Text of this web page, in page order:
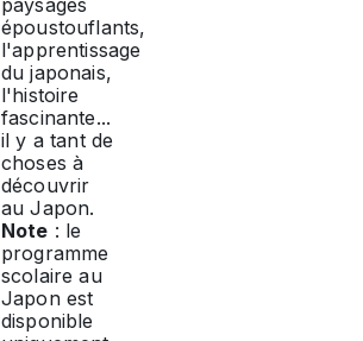
paysages
époustouflants,
l'apprentissage
du japonais,
l'histoire
fascinante...
il y a tant de
choses à
découvrir
au Japon.
Note : le
programme
scolaire au
Japon est
disponible